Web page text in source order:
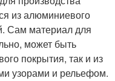
из алюминиевого
Сам материал для
может быть
покрытия, так и из
узорами и рельефом.